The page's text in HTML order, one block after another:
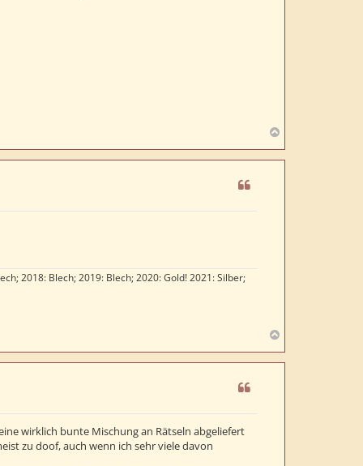
c
2018: Blech; 2019: Blech; 2020: Gold! 2021: Silber;
c
wirklich bunte Mischung an Rätseln abgeliefert
zu doof, auch wenn ich sehr viele davon